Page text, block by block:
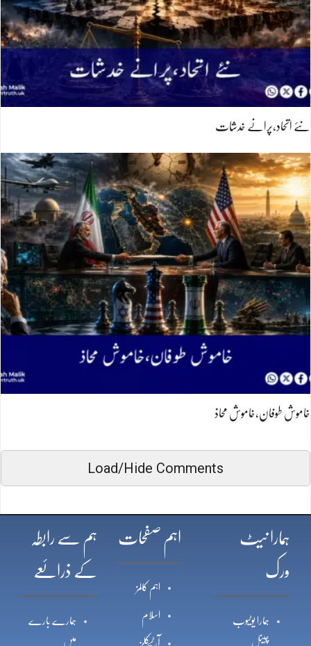
نئے اتحاد،پرانے خدشات
خاموش طوفان،خاموش محاذ
Load/Hide Comments
ہمارا نیٹ
ورک
ہمارا یوٹیوب
چینل
اہم صفحات
اہم کالمز
اسلام
آرٹیکلز
ہم سے رابطہ
کے ذرائعے
ہمارے بارے
میں